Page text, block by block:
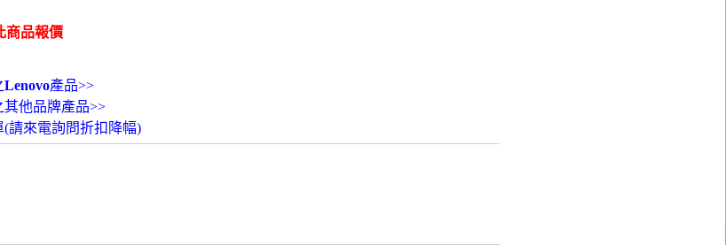
商品報價
Lenovo產品>>
他品牌產品>>
(請來電詢問折扣降幅)